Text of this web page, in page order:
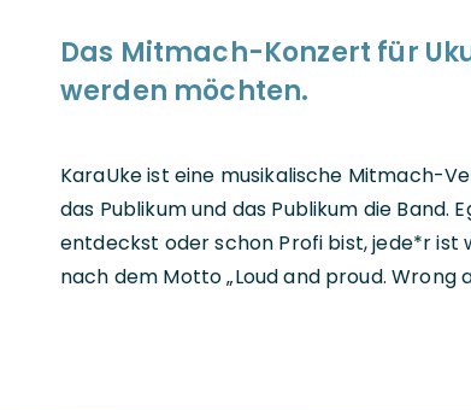
Das Mitmach-Konzert für
werden möchten.
KaraUke ist eine musikalische Mitmach-
das Publikum und das Publikum die
entdeckst oder schon Profi bist, jede*r ist
nach dem Motto „Loud and proud. Wrong